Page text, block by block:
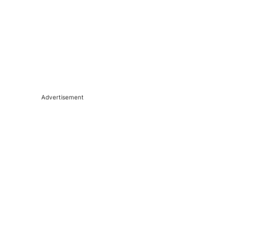
Advertisement